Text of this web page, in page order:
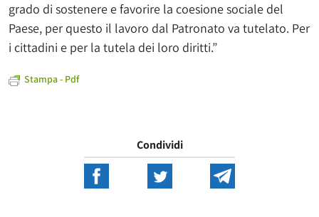
grado di sostenere e favorire la coesione sociale del
Paese, per questo il lavoro dal Patronato va tutelato. Per
i cittadini e per la tutela dei loro diritti.”
Stampa - Pdf
Condividi